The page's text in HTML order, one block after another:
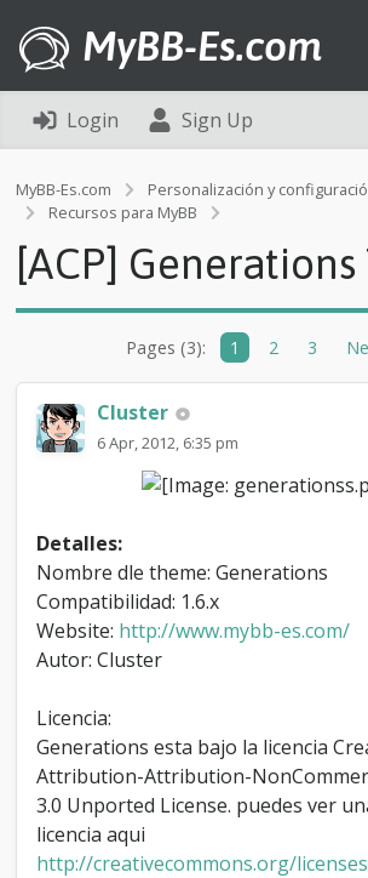
MyBB-Es.com
Login Sign Up
MyBB-Es.com
Personalización y
Recursos para MyBB
C
P
]
e
a
T
e
m
[ACP]
Pages (3): 1 2 3
Cluster
6 Apr, 2012, 6:35 pm
Detalles:
Nombre dle theme: Generations
Compatibilidad: 1.6.x
Website: http://www.mybb-es.com/
Autor: Cluster
Licencia:
Generations esta bajo la licencia
Attribution-Attribution-
3.0 Unported License. puedes ver
licencia aqui
http://creativecommons.org/